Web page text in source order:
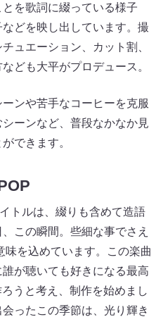
を歌詞に綴っている様子
どを映し出しています。撮
ュエーション、カット割、
ども大平がプロデュース。
ンや苦手なコーヒーを克服
ーンなど、普段なかなか見
できます。
トルは、綴りも含めて造語
この瞬間。些細な事でさえ
を込めています。この楽曲
が聴いても好きになる最高
うと考え、制作を始めまし
ったこの季節は、光り輝き